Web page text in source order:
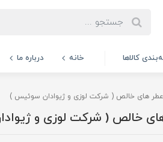
کالاها خانه درباره ما
عطر های خالص ( شرکت لوزی و ژیوادان سوئیس )
خالص ( شرکت لوزی و